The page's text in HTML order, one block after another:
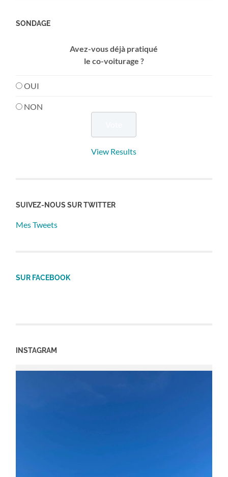
SONDAGE
Avez-vous déjà pratiqué
le co-voiturage ?
OUI
NON
View Results
SUIVEZ-NOUS SUR TWITTER
Mes Tweets
SUR FACEBOOK
INSTAGRAM